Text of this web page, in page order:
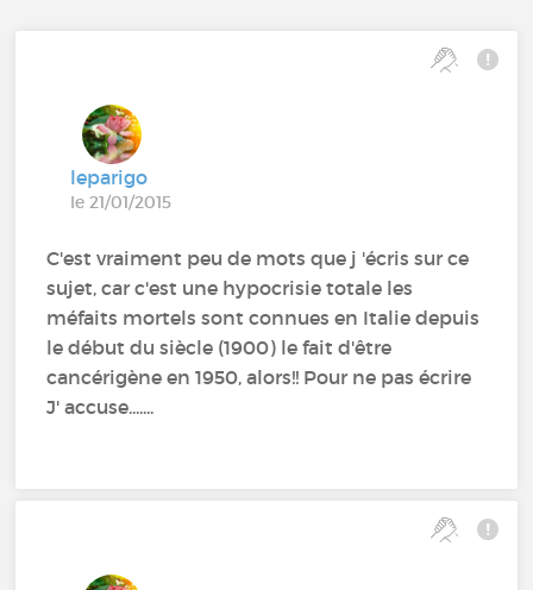
leparigo
le 21/01/2015
C'est vraiment peu de mots que j 'écris sur ce
sujet, car c'est une hypocrisie totale les
méfaits mortels sont connues en Italie depuis
le début du siècle (1900) le fait d'être
cancérigène en 1950, alors!! Pour ne pas écrire
J' accuse.......